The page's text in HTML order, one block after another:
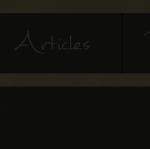
Articles